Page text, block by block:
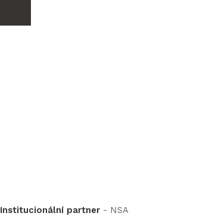
Institucionální partner - NSA